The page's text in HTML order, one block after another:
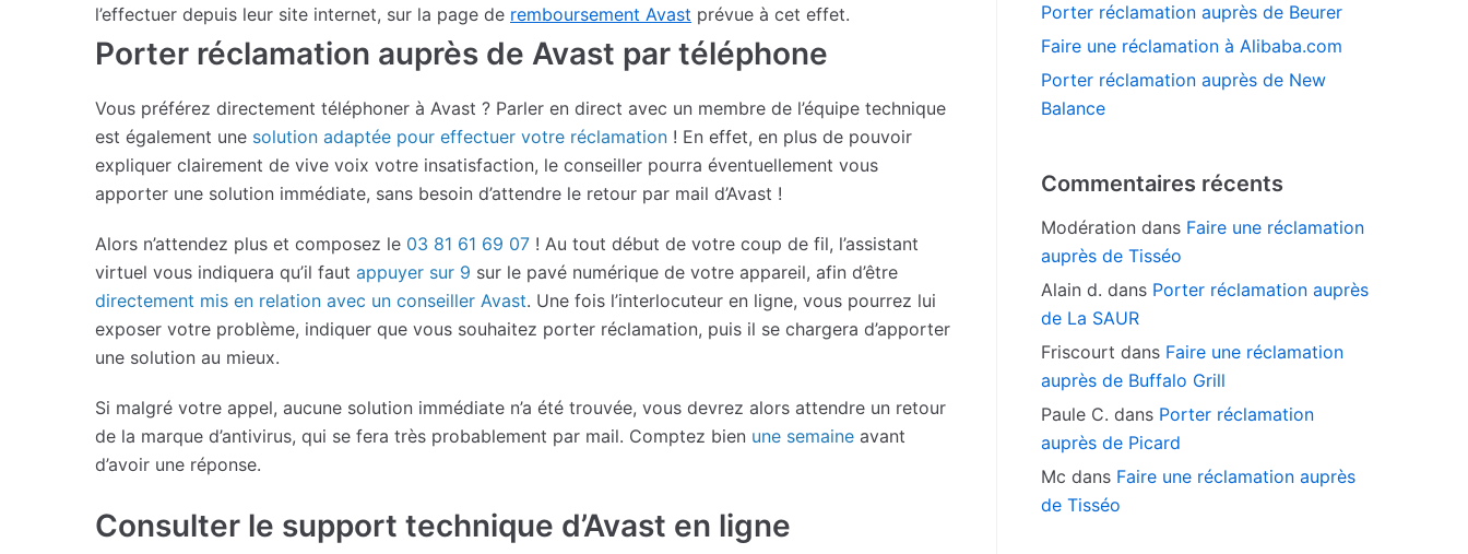
l’effectuer depuis leur site internet, sur la page de remboursement Avast prévue à cet effet.
Porter réclamation auprès de Avast par téléphone
Vous préférez directement téléphoner à Avast ? Parler en direct avec un membre de l’équipe technique
est également une solution adaptée pour effectuer votre réclamation ! En effet, en plus de pouvoir
expliquer clairement de vive voix votre insatisfaction, le conseiller pourra éventuellement vous
apporter une solution immédiate, sans besoin d’attendre le retour par mail d’Avast !
Alors n’attendez plus et composez le 03 81 61 69 07 ! Au tout début de votre coup de fil, l’assistant
virtuel vous indiquera qu’il faut appuyer sur 9 sur le pavé numérique de votre appareil, afin d’être
directement mis en relation avec un conseiller Avast. Une fois l’interlocuteur en ligne, vous pourrez lui
exposer votre problème, indiquer que vous souhaitez porter réclamation, puis il se chargera d’apporter
une solution au mieux.
Si malgré votre appel, aucune solution immédiate n’a été trouvée, vous devrez alors attendre un retour
de la marque d’antivirus, qui se fera très probablement par mail. Comptez bien une semaine avant
d’avoir une réponse.
Consulter le support technique d’Avast en ligne
Porter réclamation auprès de Beurer
Faire une réclamation à Alibaba.com
Porter réclamation auprès de New
Balance
Commentaires récents
Modération dans Faire une réclamation
auprès de Tisséo
Alain d. dans Porter réclamation auprès
de La SAUR
Friscourt dans Faire une réclamation
auprès de Buffalo Grill
Paule C. dans Porter réclamation
auprès de Picard
Mc dans Faire une réclamation auprès
de Tisséo